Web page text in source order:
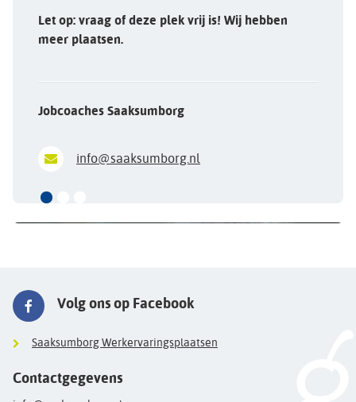
Let op: vraag of deze plek vrij is! Wij hebben
meer plaatsen.
Jobcoaches Saaksumborg
info@saaksumborg.nl
Volg ons op Facebook
Saaksumborg Werkervaringsplaatsen
Contactgegevens